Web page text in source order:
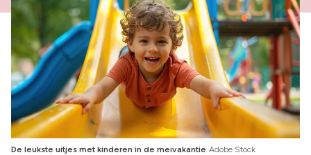
De leukste uitjes met kinderen in de meivakantie Adobe Stock